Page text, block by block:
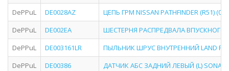
DePPuL
DE0028AZ
ЦЕПЬ ГРМ NISSAN PATHFINDER (R51) (04-
DePPuL
DE002EA
ШЕСТЕРНЯ РАСПРЕДВАЛА ВПУСКНОГО
DePPuL
DE003161LR
ПЫЛЬНИК ШРУС ВНУТРЕННИЙ LAND
DePPuL
DE00386
ДАТЧИК АБС ЗАДНИЙ ЛЕВЫЙ (L) SONATA